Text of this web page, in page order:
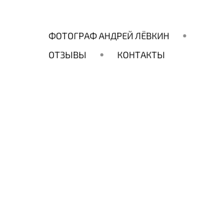
ФОТОГРАФ АНДРЕЙ ЛЁВКИН
ОТЗЫВЫ
КОНТАКТЫ